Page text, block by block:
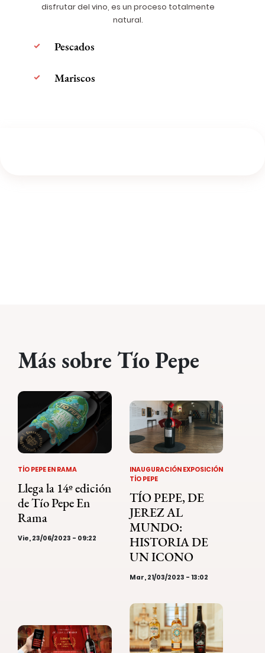
disfrutar del vino, es un proceso totalmente
natural.
Pescados
Mariscos
Más sobre Tío Pepe
Llega la 14º edición
de Tío Pepe En
Rama
TÍO PEPE EN RAMA
Vie, 23/06/2023 - 09:22
TÍO PEPE, DE
JEREZ AL
MUNDO:
HISTORIA DE
UN ICONO
INAUGURACIÓN EXPOSICIÓN
TÍO PEPE
Mar, 21/03/2023 - 13:02